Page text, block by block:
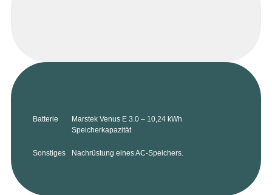
Batterie
Marstek Venus E 3.0 – 10,24 kWh
Speicherkapazität
Sonstiges Nachrüstung eines AC-Speichers.